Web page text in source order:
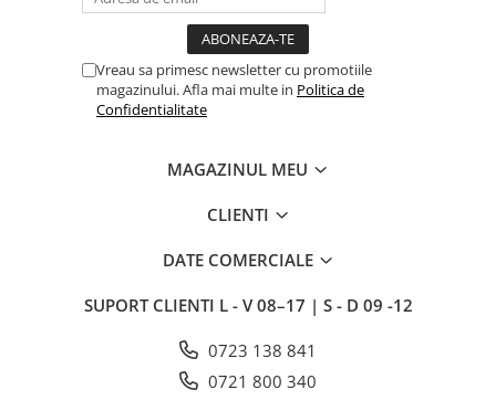
Vreau sa primesc newsletter cu promotiile
magazinului. Afla mai multe in Politica de
Confidentialitate
MAGAZINUL MEU
CLIENTI
DATE COMERCIALE
SUPORT CLIENTI L - V 08–17 | S - D 09 -12
0723 138 841
0721 800 340